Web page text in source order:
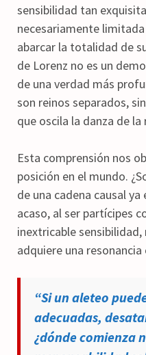
sensibilidad tan
necesariamente
abarcar la totalidad de
de Lorenz no es un
de una verdad más
son reinos separados,
que oscila la danza de la
Esta comprensión nos
posición en el mundo.
de una cadena causal
acaso, al ser partícipes
inextricable
adquiere una
“Si un aleteo
adecuadas,
¿dónde comienza